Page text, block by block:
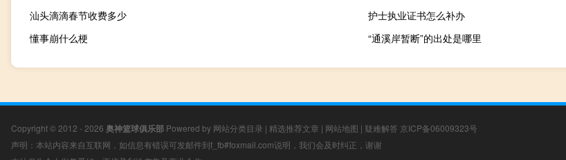
汕头滴滴春节收费多少
护士执业证书怎么补办
懂事崩什么梗
“通溪岸暂断”的出处是哪里
Copyright © 2012 - 2026 奥神篮球俱乐部 Powered by 网站分类目录 | 精选推荐文章 | 网站地图 | 疑难解答 京ICP备06009323号
声明：本站内容来自互联网，如信息有错误可发邮件到f_fb#foxmail.com说明，我们会及时纠正，谢谢